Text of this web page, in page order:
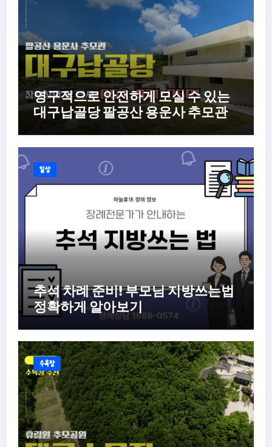
영구적으로 안전하게 모실 수 있는
대구납골당 팔공산 용운사 추모관
일상
추석 차례 준비! 부모님 지방쓰는법
정확하게 알아보기
수목장